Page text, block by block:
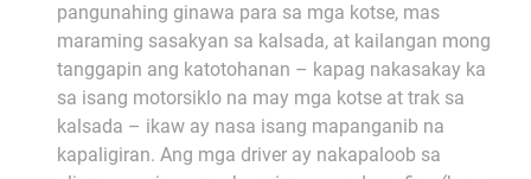
pangunahing ginawa para sa mga kotse, mas
maraming sasakyan sa kalsada, at kailangan mong
tanggapin ang katotohanan – kapag nakasakay ka
sa isang motorsiklo na may mga kotse at trak sa
kalsada – ikaw ay nasa isang mapanganib na
kapaligiran. Ang mga driver ay nakapaloob sa